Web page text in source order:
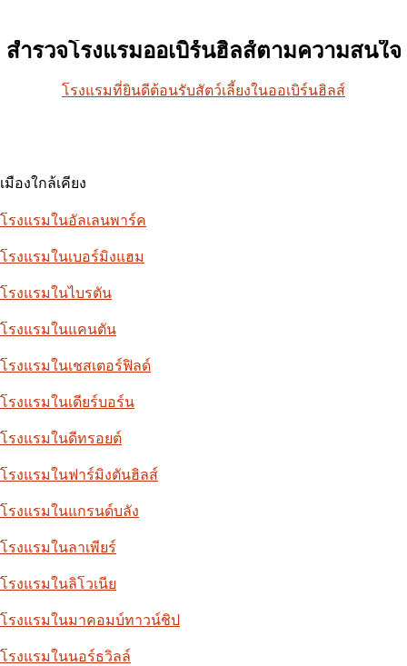
สำรวจโรงแรมออเบิร์นฮิลส์ตามความสนใจ
โรงแรมที่ยินดีต้อนรับสัตว์เลี้ยงในออเบิร์นฮิลส์
เมืองใกล้เคียง
โรงแรมในอัลเลนพาร์ค
โรงแรมในเบอร์มิงแฮม
โรงแรมในไบรตัน
โรงแรมในแคนตัน
โรงแรมในเชสเตอร์ฟิลด์
โรงแรมในเดียร์บอร์น
โรงแรมในดีทรอยต์
โรงแรมในฟาร์มิงตันฮิลส์
โรงแรมในแกรนด์บลัง
โรงแรมในลาเพียร์
โรงแรมในลิโวเนีย
โรงแรมในมาคอมบ์ทาวน์ชิป
โรงแรมในนอร์ธวิลล์